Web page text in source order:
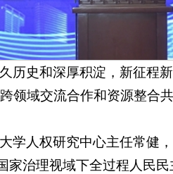
历史和深厚积淀，新征程
领域交流合作和资源整合
学人权研究中心主任常健
治理视域下全过程人民